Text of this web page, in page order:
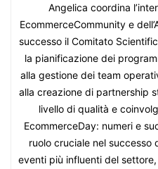
Angelica coordina
EcommerceCommunity e
successo il Comitato
la pianificazione dei
alla gestione dei team
alla creazione di partnership
livello di qualità e
EcommerceDay: numeri e
ruolo cruciale nel successo
eventi più influenti del